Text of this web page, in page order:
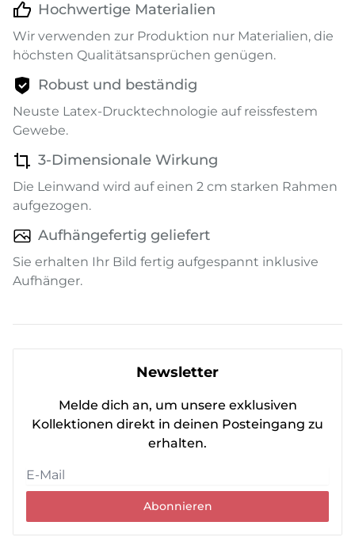
Hochwertige Materialien
Wir verwenden zur Produktion nur Materialien, die
höchsten Qualitätsansprüchen genügen.
Robust und beständig
Neuste Latex-Drucktechnologie auf reissfestem
Gewebe.
3-Dimensionale Wirkung
Die Leinwand wird auf einen 2 cm starken Rahmen
aufgezogen.
Aufhängefertig geliefert
Sie erhalten Ihr Bild fertig aufgespannt inklusive
Aufhänger.
Newsletter
Melde dich an, um unsere exklusiven
Kollektionen direkt in deinen Posteingang zu
erhalten.
Abonnieren